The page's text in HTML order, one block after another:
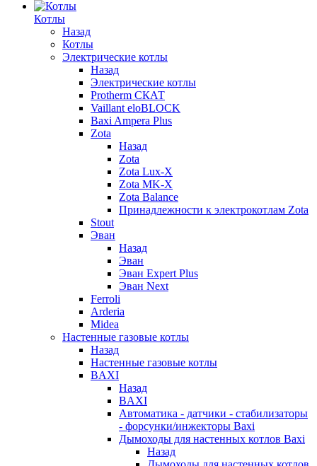
Котлы
Назад
Котлы
Электрические котлы
Назад
Электрические котлы
Protherm СКАТ
Vaillant eloBLOCK
Baxi Ampera Plus
Zota
Назад
Zota
Zota Lux-X
Zota MK-X
Zota Balance
Принадлежности к электрокотлам Zota
Stout
Эван
Назад
Эван
Эван Expert Plus
Эван Next
Ferroli
Arderia
Midea
Настенные газовые котлы
Назад
Настенные газовые котлы
BAXI
Назад
BAXI
Автоматика - датчики - стабилизаторы
- форсунки/инжекторы Baxi
Дымоходы для настенных котлов Baxi
Назад